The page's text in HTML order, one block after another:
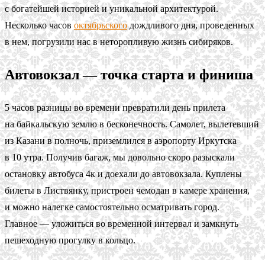
с богатейшей историей и уникальной архитектурой.
Несколько часов октябрьскогодождливого дня, проведенных
в нем, погрузили нас в неторопливую жизнь сибиряков.
Автовокзал — точка старта и финиша
5 часов разницы во времени превратили день прилета
на байкальскую землю в бесконечность. Самолет, вылетевший
из Казани в полночь, приземлился в аэропорту Иркутска
в 10 утра. Получив багаж, мы довольно скоро разыскали
остановку автобуса 4к и доехали до автовокзала. Куплены
билеты в Листвянку, пристроен чемодан в камере хранения,
и можно налегке самостоятельно осматривать город.
Главное — уложиться во временной интервал и замкнуть
пешеходную прогулку в кольцо.